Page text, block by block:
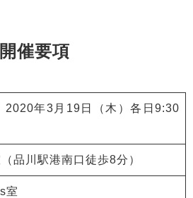
開催要項
2020年3月19日（木）各日9:30
品川駅港南口徒歩8分）
室